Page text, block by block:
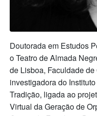
Doutorada em Estudos
o Teatro de Almada
de Lisboa, Faculdade
investigadora do
Tradição, ligada ao
Virtual da Geração de